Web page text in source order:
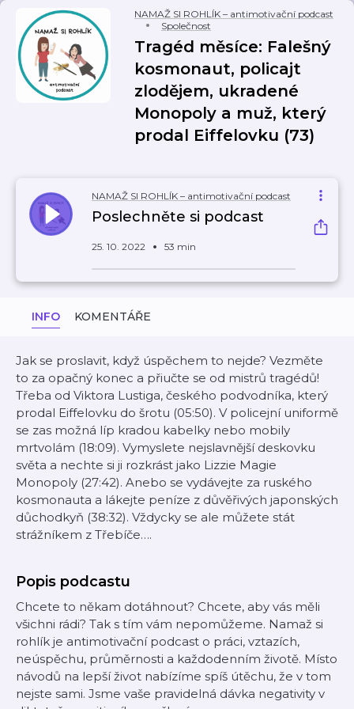
NAMAŽ SI ROHLÍK – antimotivační podcast
Společnost
Tragéd měsíce: Falešný
kosmonaut, policajt
zlodějem, ukradené
Monopoly a muž, který
prodal Eiffelovku (73)
NAMAŽ SI ROHLÍK – antimotivační podcast
Poslechněte si podcast
25. 10. 2022 53 min
INFO KOMENTÁŘE
Jak se proslavit, když úspěchem to nejde? Vezměte
to za opačný konec a přiučte se od mistrů tragédů!
Třeba od Viktora Lustiga, českého podvodníka, který
prodal Eiffelovku do šrotu (05:50). V policejní uniformě
se zas možná líp kradou kabelky nebo mobily
mrtvolám (18:09). Vymyslete nejslavnější deskovku
světa a nechte si ji rozkrást jako Lizzie Magie
Monopoly (27:42). Anebo se vydávejte za ruského
kosmonauta a lákejte peníze z důvěřivých japonských
důchodkyň (38:32). Vždycky se ale můžete stát
strážníkem z Třebíče….
Popis podcastu
Chcete to někam dotáhnout? Chcete, aby vás měli
všichni rádi? Tak s tím vám nepomůžeme. Namaž si
rohlík je antimotivační podcast o práci, vztazích,
neúspěchu, průměrnosti a každodenním životě. Místo
návodů na lepší život nabízíme spíš útěchu, že v tom
nejste sami. Jsme vaše pravidelná dávka negativity v